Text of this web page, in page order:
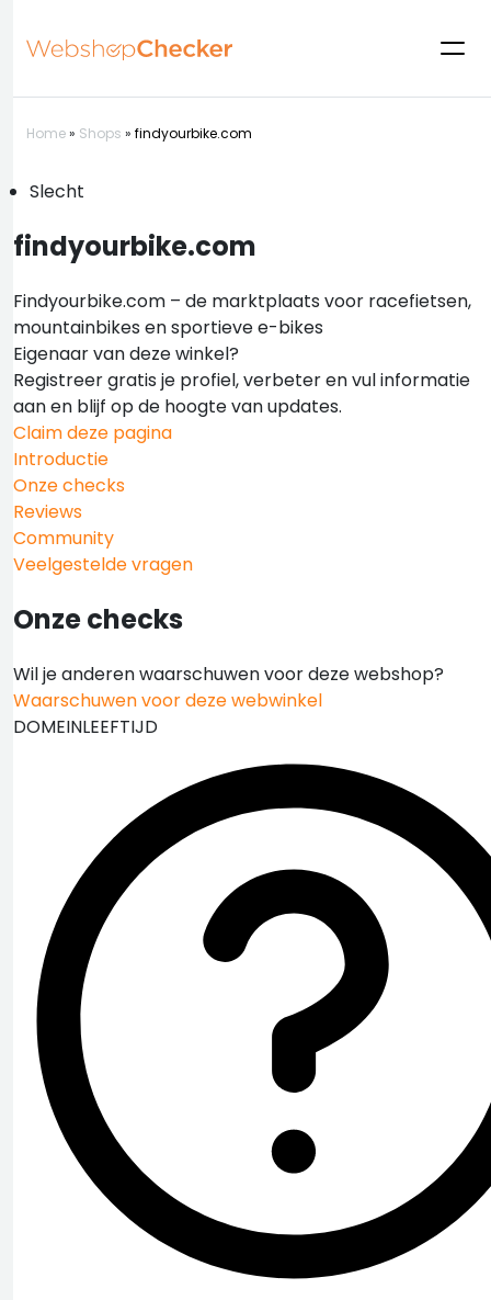
Home» Shops » findyourbike.com
Slecht
findyourbike.com
Findyourbike.com – de marktplaats voor racefietsen,
mountainbikes en sportieve e-bikes
Eigenaar van deze winkel?
Registreer gratis je profiel, verbeter en vul informatie
aan en blijf op de hoogte van updates.
Claim deze pagina
Introductie
Onze checks
Reviews
Community
Veelgestelde vragen
Onze checks
Wil je anderen waarschuwen voor deze webshop?
Waarschuwen voor deze webwinkel
DOMEINLEEFTIJD